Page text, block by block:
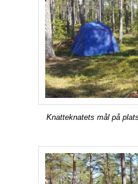
Knatteknatets mål på